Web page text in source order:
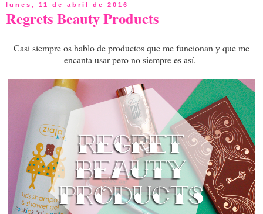
lunes, 11 de abril de 2016
Regrets Beauty Products
Casi siempre os hablo de productos que me funcionan y que me
encanta usar pero no siempre es así.